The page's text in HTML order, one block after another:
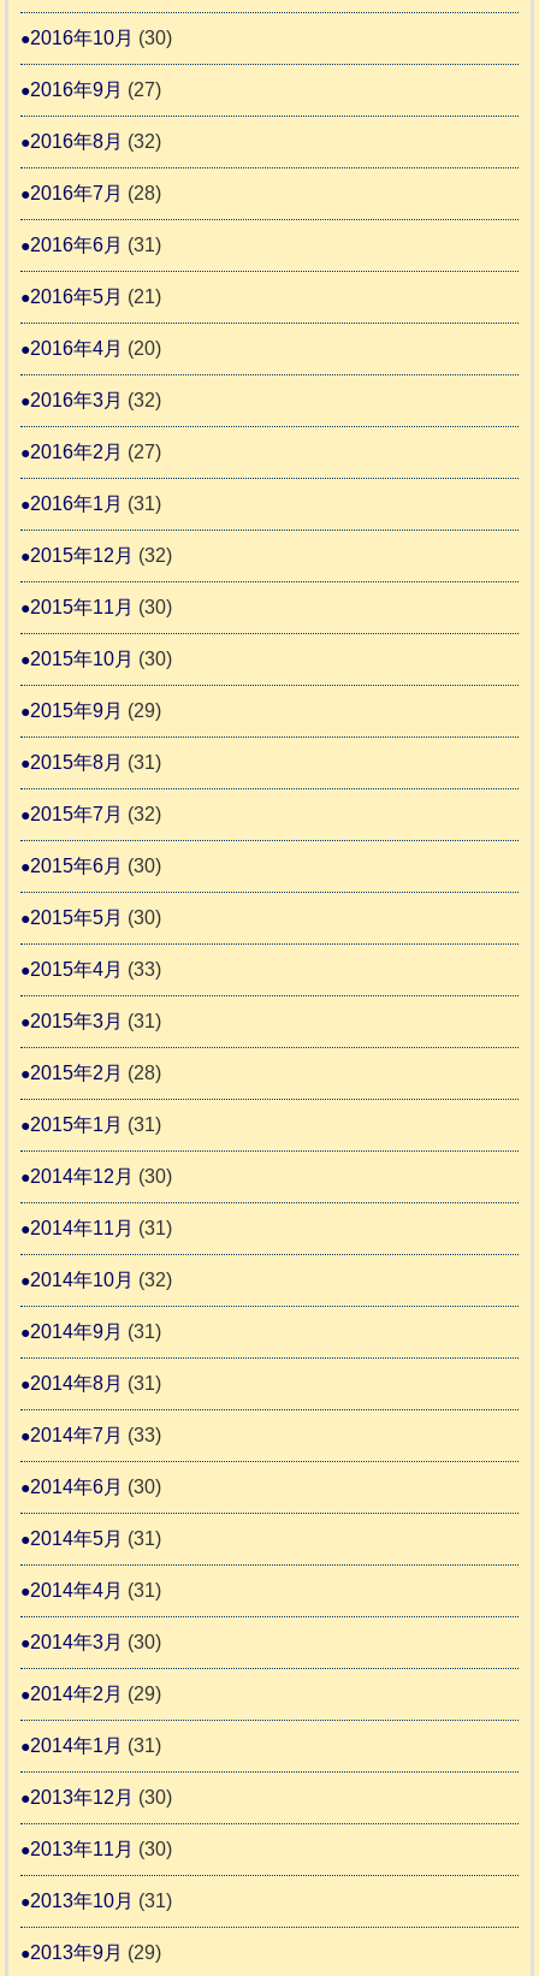
2016年10月 (30)
2016年9月 (27)
2016年8月 (32)
2016年7月 (28)
2016年6月 (31)
2016年5月 (21)
2016年4月 (20)
2016年3月 (32)
2016年2月 (27)
2016年1月 (31)
2015年12月 (32)
2015年11月 (30)
2015年10月 (30)
2015年9月 (29)
2015年8月 (31)
2015年7月 (32)
2015年6月 (30)
2015年5月 (30)
2015年4月 (33)
2015年3月 (31)
2015年2月 (28)
2015年1月 (31)
2014年12月 (30)
2014年11月 (31)
2014年10月 (32)
2014年9月 (31)
2014年8月 (31)
2014年7月 (33)
2014年6月 (30)
2014年5月 (31)
2014年4月 (31)
2014年3月 (30)
2014年2月 (29)
2014年1月 (31)
2013年12月 (30)
2013年11月 (30)
2013年10月 (31)
2013年9月 (29)